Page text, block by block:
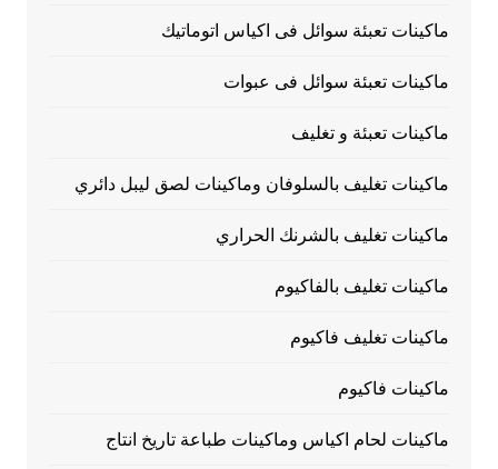
ماكينات تعبئة سوائل فى اكياس اتوماتيك
ماكينات تعبئة سوائل فى عبوات
ماكينات تعبئة و تغليف
ماكينات تغليف بالسلوفان وماكينات لصق ليبل دائري
ماكينات تغليف بالشرنك الحراري
ماكينات تغليف بالفاكيوم
ماكينات تغليف فاكيوم
ماكينات فاكيوم
ماكينات لحام اكياس وماكينات طباعة تاريخ انتاج